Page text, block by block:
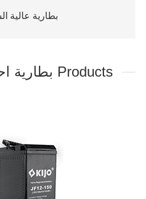
بطارية عالية
Similar بطارية احتياطية Products